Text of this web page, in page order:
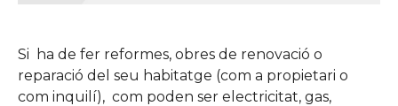
Si ha de fer reformes, obres de renovació o
reparació del seu habitatge (com a propietari o
com inquilí), com poden ser electricitat, gas,